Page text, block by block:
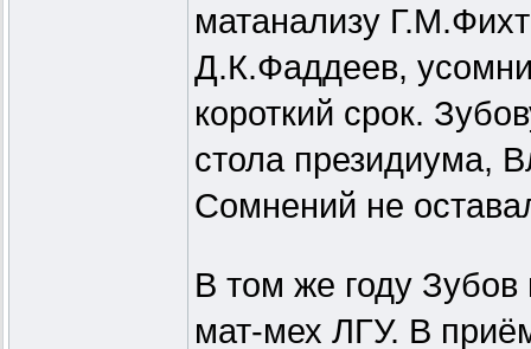
матанализу
Д.К.Фаддеев,
короткий срок.
стола президиума,
Сомнений не
В том же году
мат-мех ЛГУ. В